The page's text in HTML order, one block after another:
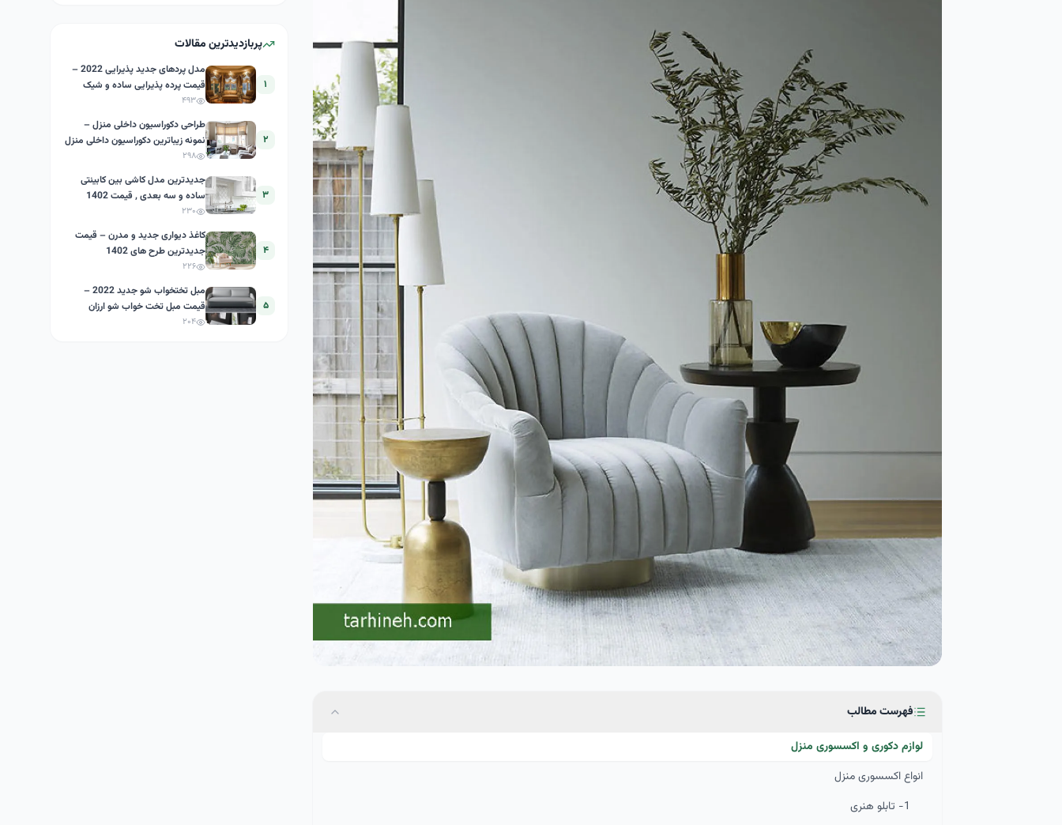
فهرست مطالب
لوازم دکوری و اکسسوری منزل
انواع اکسسوری منزل
1- تابلو هنری
پربازدیدترین مقالات
۱
مدل پردهای جدید پذیرایی 2022 –
قیمت پرده پذیرایی ساده و شیک
۴۹۳
۲
طراحی دکوراسیون داخلی منزل –
نمونه زیباترین دکوراسیون داخلی منزل
ایرانی
۲۹۸
۳
جدیدترین مدل کاشی بین کابینتی
ساده و سه بعدی , قیمت 1402
۲۳۰
۴
کاغذ دیواری جدید و مدرن – قیمت
جدیدترین طرح های 1402
۲۲۶
۵
مبل تختخواب شو جدید 2022 –
قیمت مبل تخت خواب شو ارزان
۲۰۴